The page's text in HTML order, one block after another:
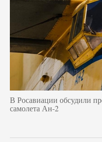
В Росавиации обсудили
самолета Ан-2